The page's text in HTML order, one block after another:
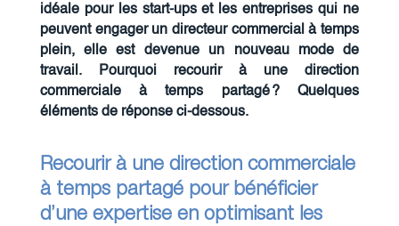
idéale pour les start-ups et les entreprises qui ne
peuvent engager un directeur commercial à temps
plein, elle est devenue un nouveau mode de
travail. Pourquoi recourir à une direction
commerciale à temps partagé ? Quelques
éléments de réponse ci-dessous.
Recourir à une direction commerciale
à temps partagé pour bénéficier
d’une expertise en optimisant les